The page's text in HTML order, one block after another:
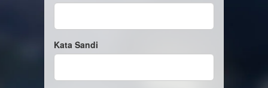
Kata Sandi